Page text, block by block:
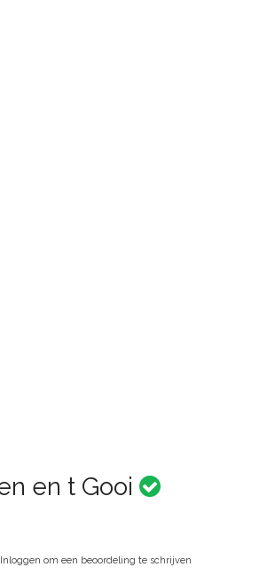
en t Gooi
Inloggen om een beoordeling te schrijven